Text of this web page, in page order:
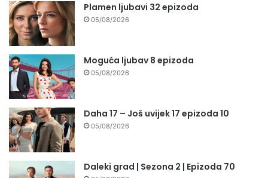
Plamen ljubavi 32 epizoda
05/08/2026
Moguća ljubav 8 epizoda
05/08/2026
Daha 17 – Još uvijek 17 epizoda 10
05/08/2026
Daleki grad | Sezona 2 | Epizoda 70